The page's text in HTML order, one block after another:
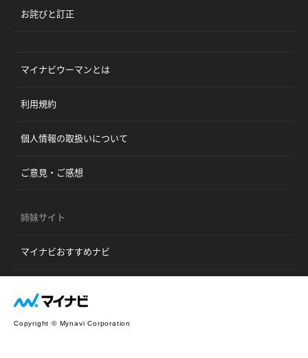
お詫びと訂正
マイナビウーマンとは
利用規約
個人情報の取扱いについて
ご意見・ご感想
姉妹サイト
マイナビおすすめナビ
Copyright © Mynavi Corporation